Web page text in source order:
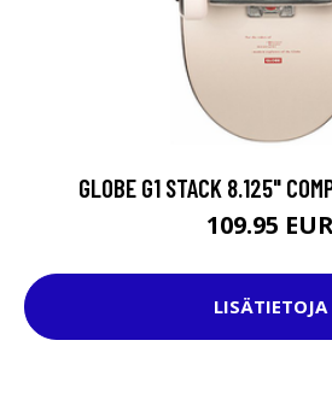
GLOBE G1 STACK 8.125"
109.95
LISÄTIETOJA